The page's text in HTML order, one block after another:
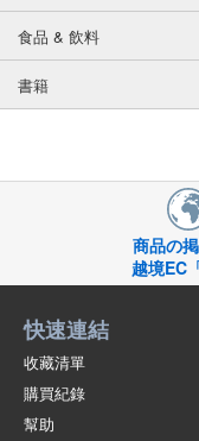
食品 & 飲料
書籍
商品の
越境EC
快速連結
收藏清單
購買紀錄
幫助